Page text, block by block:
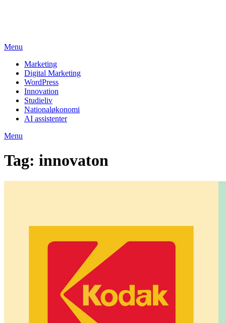
Menu
Marketing
Digital Marketing
WordPress
Innovation
Studieliv
Nationaløkonomi
AI assistenter
Menu
Tag: innovaton